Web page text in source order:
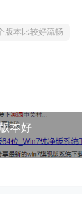
版本比较好流畅
本好